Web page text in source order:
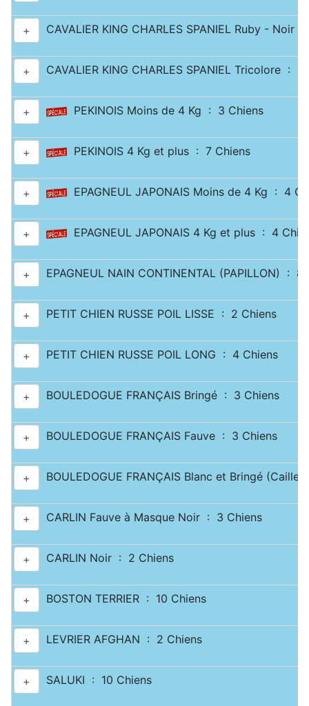
+ CAVALIER KING CHARLES SPANIEL Ruby - Noir
+ CAVALIER KING CHARLES SPANIEL Tricolore : 2
+ PEKINOIS Moins de 4 Kg : 3 Chiens
+ PEKINOIS 4 Kg et plus : 7 Chiens
+ EPAGNEUL JAPONAIS Moins de 4 Kg : 4
+ EPAGNEUL JAPONAIS 4 Kg et plus : 4
+ EPAGNEUL NAIN CONTINENTAL (PAPILLON) : 8
+ PETIT CHIEN RUSSE POIL LISSE : 2 Chiens
+ PETIT CHIEN RUSSE POIL LONG : 4 Chiens
+ BOULEDOGUE FRANÇAIS Bringé : 3 Chiens
+ BOULEDOGUE FRANÇAIS Fauve : 3 Chiens
+ BOULEDOGUE FRANÇAIS Blanc et Bringé
+ CARLIN Fauve à Masque Noir : 3 Chiens
+ CARLIN Noir : 2 Chiens
+ BOSTON TERRIER : 10 Chiens
+ LEVRIER AFGHAN : 2 Chiens
+ SALUKI : 10 Chiens